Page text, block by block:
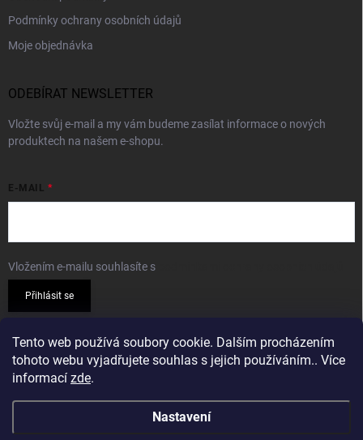
Tento web používá soubory cookie. Dalším procházením
tohoto webu vyjadřujete souhlas s jejich používáním.. Více
informací zde.
Nastavení
Podmínky ochrany osobních údajů
Moje objednávka
ODEBÍRAT NEWSLETTER
Vložte svůj e-mail a my vám budeme zasílat informace o nových
produktech na našem e-shopu.
E-MAIL
Vložením e-mailu souhlasíte s
Přihlásit se
PŘIJÍMÁME ONLINE PLATBY